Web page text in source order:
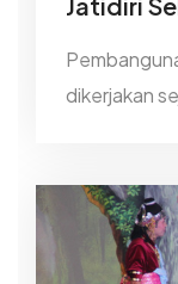
dikerjakan